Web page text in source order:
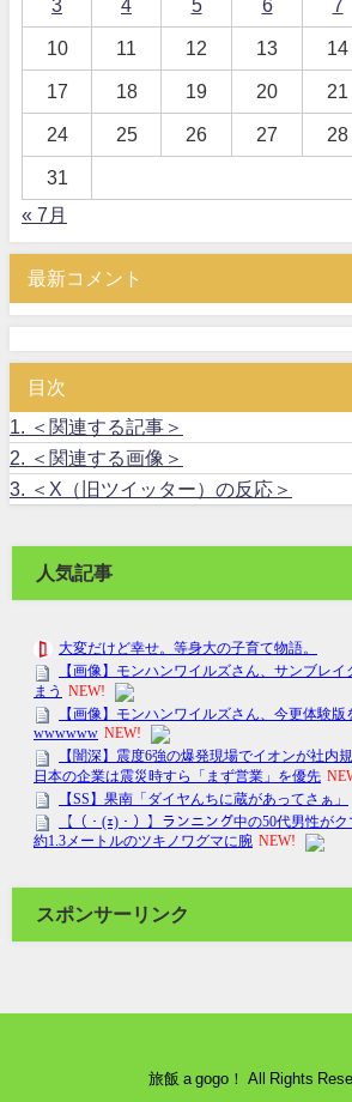
3 4 5 6 7
10 11 12 13 14
17 18 19 20 21
24 25 26 27 28
31
« 7月
最新コメント
目次
1.
＜関連する記事＞
2.
＜関連する画像＞
3.
＜X（旧ツイッター）の反応＞
人気記事
スポンサーリンク
旅飯 a gogo！ All Rights